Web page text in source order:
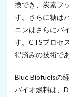
科
学
受
賞
（
2
2
1
換でき、炭素フ
す。さらに糖は
ニンはさらにバ
す。CTSプロセ
得済みの技術で
Blue Biofuelsの
バイオ燃料は、